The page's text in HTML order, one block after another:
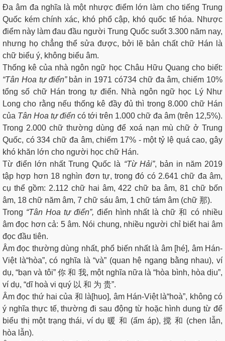
Đa âm đa nghĩa là một nhược điểm lớn làm cho tiếng Trung
Quốc kém chính xác, khó phổ cập, khó quốc tế hóa. Nhược
điểm này làm đau đầu người Trung Quốc suốt 3.300 năm nay,
nhưng họ chẳng thể sửa được, bởi lẽ bản chất chữ Hán là
chữ biểu ý, không biểu âm.
Thống kê của nhà ngôn ngữ học Châu Hữu Quang cho biết:
“Tân Hoa tự điển” bản in 1971 có734 chữ đa âm, chiếm 10%
tổng số chữ Hán trong tự điển. Nhà ngôn ngữ học Lý Như
Long cho rằng nếu thống kê đầy đủ thì trong 8.000 chữ Hán
của Tân Hoa tự điển có tới trên 1.000 chữ đa âm (trên 12,5%).
Trong 2.000 chữ thường dùng để xoá nạn mù chữ ở Trung
Quốc, có 334 chữ đa âm, chiếm 17% - một tỷ lệ quá cao, gây
khó khăn lớn cho người học chữ Hán.
Từ điển lớn nhất Trung Quốc là “Từ Hải”, bản in năm 2019
tập hợp hơn 18 nghìn đơn tự, trong đó có 2.641 chữ đa âm,
cụ thể gồm: 2.112 chữ hai âm, 422 chữ ba âm, 81 chữ bốn
âm, 18 chữ năm âm, 7 chữ sáu âm, 1 chữ tám âm (chữ 那).
Trong “Tân Hoa tự điển”, điển hình nhất là chữ 和 có nhiều
âm đọc hơn cả: 5 âm. Nói chung, nhiều người chỉ biết hai âm
đọc đầu tiên.
Âm đọc thường dùng nhất, phổ biến nhất là âm [hé], âm Hán-
Việt là“hòa”, có nghĩa là “và” (quan hệ ngang bằng nhau), ví
dụ, “bạn và tôi” 你 和 我, một nghĩa nữa là “hòa bình, hòa dịu”,
ví dụ, “dĩ hoà vi quý 以 和 为 贵”.
Âm đọc thứ hai của 和 là[huo], âm Hán-Việt là“hoà”, không có
ý nghĩa thực tế, thường đi sau động từ hoặc hình dung từ để
biểu thị một trạng thái, ví dụ 暖 和 (ấm áp), 搅 和 (chen lẫn,
hòa lẫn).